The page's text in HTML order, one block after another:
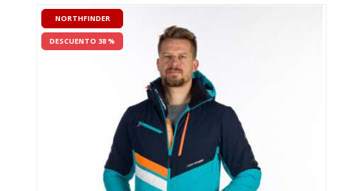
NORTHFINDER
DESCUENTO 38 %